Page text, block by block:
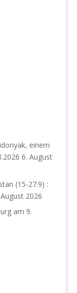
einem
6. August
(15-27.9) :
2026
am 9.